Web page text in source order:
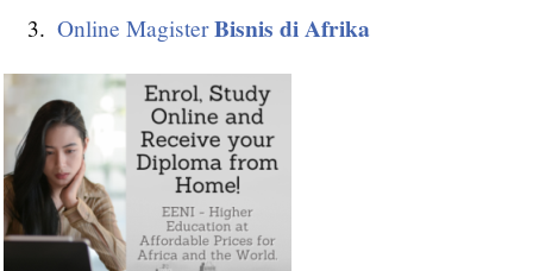
Online MagisterBisnis di Afrika